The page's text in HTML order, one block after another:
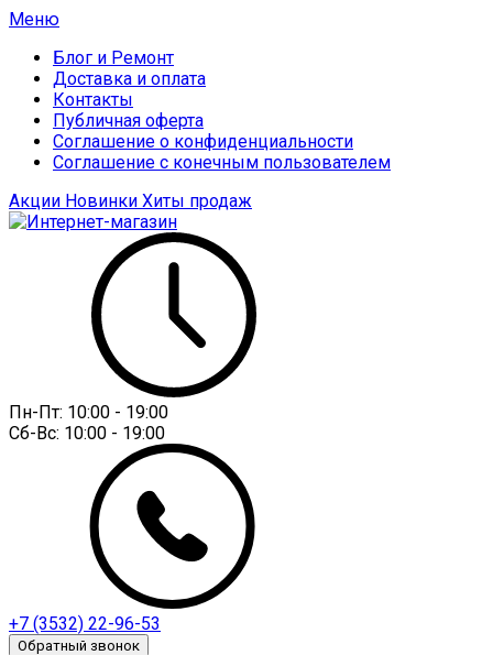
Меню
Блог и Ремонт
Доставка и оплата
Контакты
Публичная оферта
Соглашение о конфиденциальности
Соглашение с конечным пользователем
Акции Новинки Хиты продаж
Пн-Пт: 10:00 - 19:00
Сб-Вс: 10:00 - 19:00
+7 (3532) 22-96-53
Обратный звонок